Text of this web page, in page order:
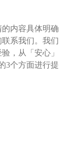
内容具体明确
系我们。我们
，从「安心」
3个方面进行提